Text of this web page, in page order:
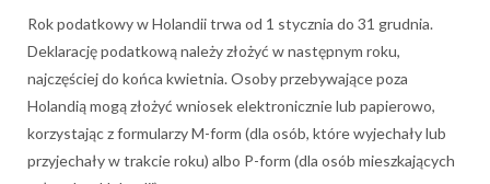
Rok podatkowy w Holandii trwa od 1 stycznia do 31 grudnia.
Deklarację podatkową należy złożyć w następnym roku,
najczęściej do końca kwietnia. Osoby przebywające poza
Holandią mogą złożyć wniosek elektronicznie lub papierowo,
korzystając z formularzy M-form (dla osób, które wyjechały lub
przyjechały w trakcie roku) albo P-form (dla osób mieszkających